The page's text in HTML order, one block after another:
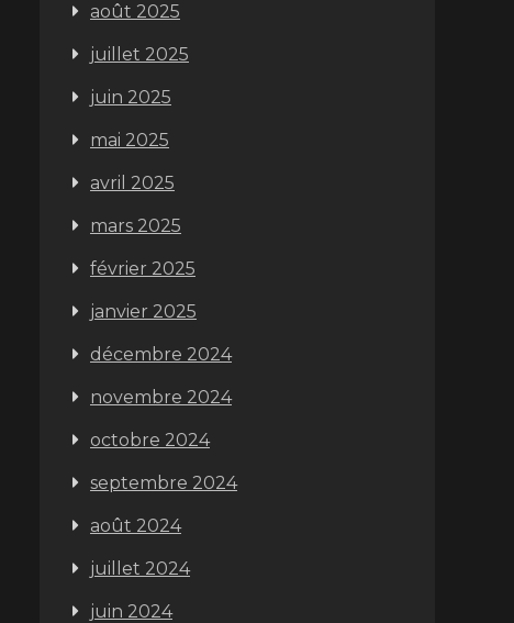
août 2025
juillet 2025
juin 2025
mai 2025
avril 2025
mars 2025
février 2025
janvier 2025
décembre 2024
novembre 2024
octobre 2024
septembre 2024
août 2024
juillet 2024
juin 2024